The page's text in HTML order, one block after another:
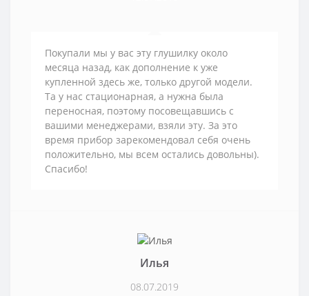
Покупали мы у вас эту глушилку около
месяца назад, как дополнение к уже
купленной здесь же, только другой модели.
Та у нас стационарная, а нужна была
переносная, поэтому посовещавшись с
вашими менеджерами, взяли эту. За это
время прибор зарекомендовал себя очень
положительно, мы всем остались довольны).
Спасибо!
Илья
08.07.2019